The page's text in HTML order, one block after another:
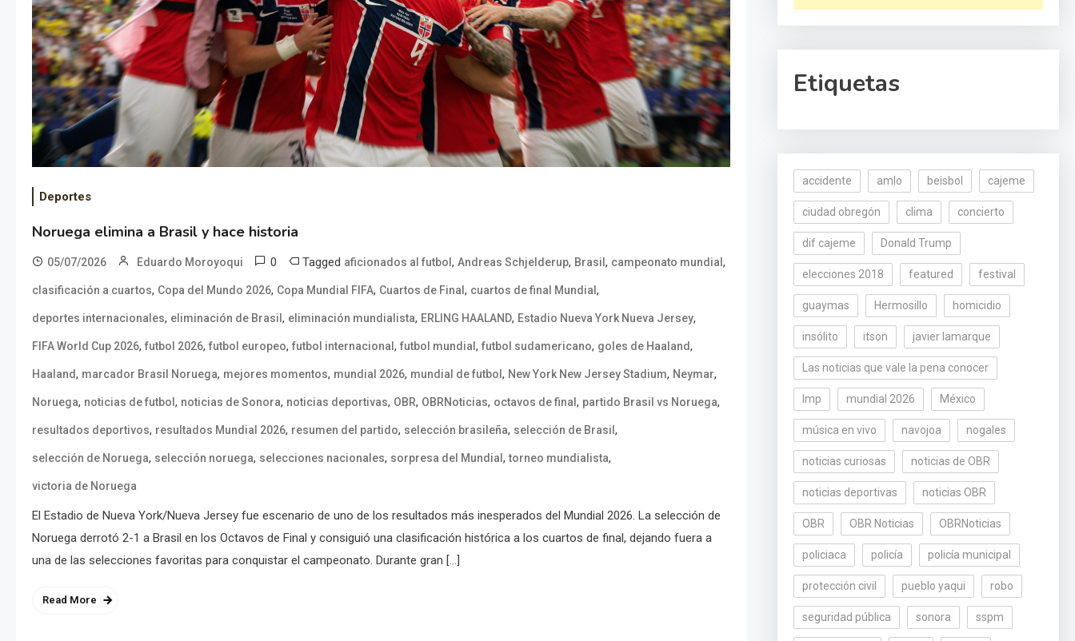
Deportes
Noruega elimina a Brasil y hace historia
05/07/2026 Eduardo Moroyoqui 0 Tagged aficionados al futbol , Andreas Schjelderup, Brasil , campeonato mundial ,
clasificación a cuartos, Copa del Mundo 2026, Copa Mundial FIFA, Cuartos de Final , cuartos de final Mundial ,
deportes internacionales, eliminación de Brasil , eliminación mundialista, ERLING HAALAND, Estadio Nueva York Nueva Jersey,
FIFA World Cup 2026, futbol 2026, futbol europeo, futbol internacional , futbol mundial , futbol sudamericano, goles de Haaland,
Haaland, marcador Brasil Noruega, mejores momentos, mundial 2026, mundial de futbol , New York New Jersey Stadium, Neymar,
Noruega, noticias de futbol , noticias de Sonora, noticias deportivas, OBR, OBRNoticias, octavos de final , partido Brasil vs Noruega,
resultados deportivos, resultados Mundial 2026, resumen del partido, selección brasileña, selección de Brasil ,
selección de Noruega, selección noruega, selecciones nacionales, sorpresa del Mundial ,torneo mundialista,
victoria de Noruega
El Estadio de Nueva York/Nueva Jersey fue escenario de uno de los resultados más inesperados del Mundial 2026. La selección de
Noruega derrotó 2-1 a Brasil en los Octavos de Final y consiguió una clasificación histórica a los cuartos de final, dejando fuera a
una de las selecciones favoritas para conquistar el campeonato. Durante gran […]
Read More
Etiquetas
accidente amlo beisbol cajeme
ciudad obregón clima concierto
dif cajeme Donald Trump
elecciones 2018 featured festival
guaymas Hermosillo homicidio
insólito itson javier lamarque
Las noticias que vale la pena conocer
lmp mundial 2026 México
música en vivo navojoa nogales
noticias curiosas noticias de OBR
noticias deportivas noticias OBR
OBR OBR Noticias OBRNoticias
policiaca policía policía municipal
protección civil pueblo yaqui robo
seguridad pública sonora sspm